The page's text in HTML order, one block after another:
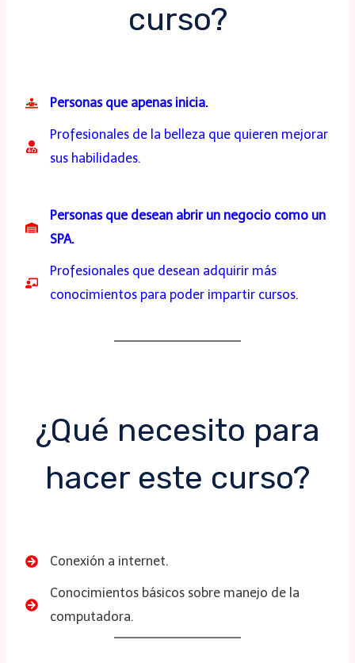
curso?
Personas que apenas inicia.
Profesionales de la belleza que quieren mejorar
sus habilidades.
Personas que desean abrir un negocio como un
SPA.
Profesionales que desean adquirir más
conocimientos para poder impartir cursos.
¿Qué necesito para
hacer este curso?
Conexión a internet.
Conocimientos básicos sobre manejo de la
computadora.